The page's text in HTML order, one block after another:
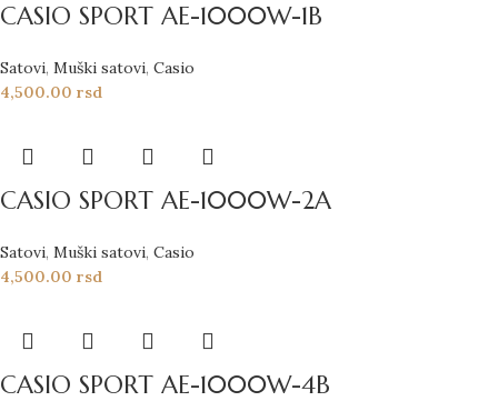
CASIO SPORT AE-1000W-1B
Satovi, Muški satovi, Casio
4,500.00 rsd
CASIO SPORT AE-1000W-2A
Satovi, Muški satovi, Casio
4,500.00 rsd
CASIO SPORT AE-1000W-4B